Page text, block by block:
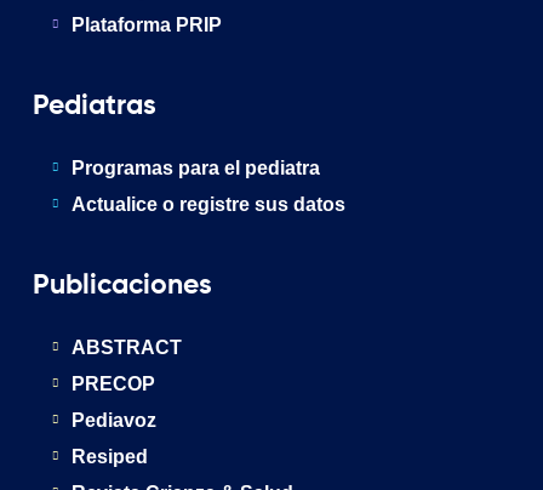
Plataforma PRIP
Pediatras
Programas para el pediatra
Actualice o registre sus datos
Publicaciones
ABSTRACT
PRECOP
Pediavoz
Resiped